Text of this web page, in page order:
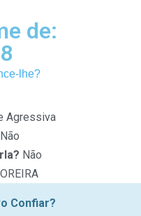
de:
lhe?
Agressiva
Não
Não
Confiar?